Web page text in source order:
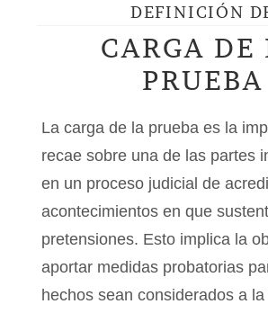
DEFINICIÓN
CARGA DE
PRUEBA
La carga de la prueba es la
recae sobre una de las partes
en un proceso judicial de
acontecimientos en que
pretensiones. Esto implica la
aportar medidas probatorias
hechos sean considerados a la